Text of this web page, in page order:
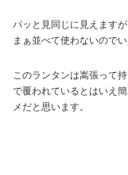
パッと見同じに見えます
まぁ並べて使わないのでい
このランタンは嵩張って
で覆われているとはいえ
メだと思います。